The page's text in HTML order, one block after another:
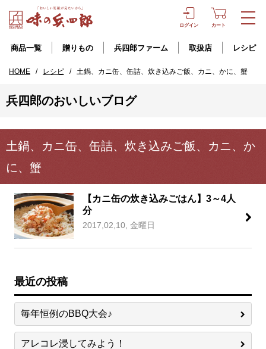
ログイン カート
商品一覧 贈りもの 兵四郎ファーム 取扱店 レシピ
HOME / レシピ / 土鍋、カニ缶、缶詰、炊き込みご飯、カニ、かに、蟹
兵四郎のおいしいブログ
土鍋、カニ缶、缶詰、炊き込みご飯、カニ、か
に、蟹
【カニ缶の炊き込みごはん】3～4人
分
2017,02,10, 金曜日
最近の投稿
毎年恒例のBBQ大会♪
アレコレ浸してみよう！